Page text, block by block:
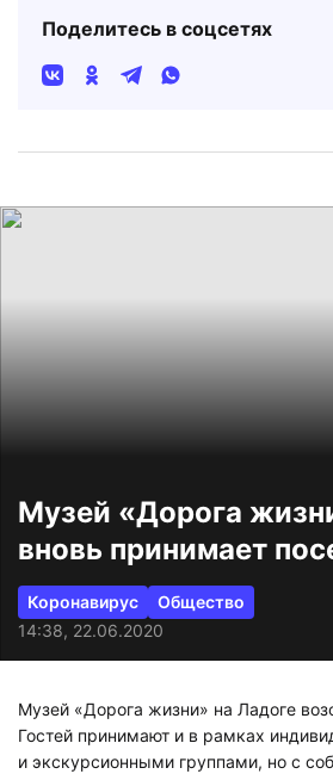
Поделитесь в соцсетях
Музей «Дорога
вновь принимает
Коронавирус
Общество
14:38, 22.06.2020
Музей «Дорога жизни» на Ладоге
Гостей принимают и в рамках
и экскурсионными группами, но с